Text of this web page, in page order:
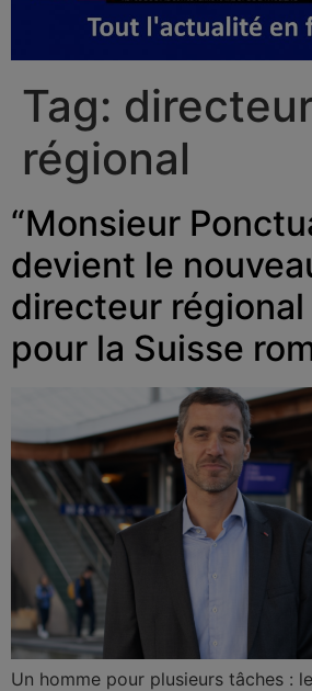
Tag:
régional
“Monsieur
devient le
directeur régional
pour la Suisse
Un homme pour plusieurs tâches :